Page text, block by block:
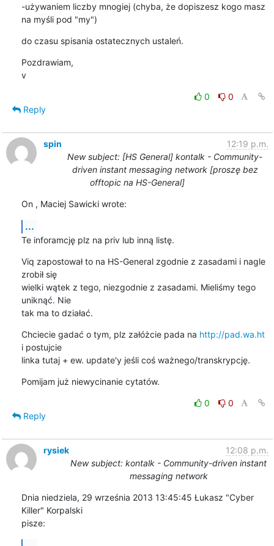
-używaniem liczby mnogiej (chyba, że dopiszesz kogo masz
na myśli pod "my")
do czasu spisania ostatecznych ustaleń.
Pozdrawiam,
v
0
0
Reply
spin
12:19 p.m.
New subject: [HS General] kontalk - Community-
driven instant messaging network [proszę bez
offtopic na HS-General]
On , Maciej Sawicki wrote:
...
Te inforamcję plz na priv lub inną listę.
Viq zapostował to na HS-General zgodnie z zasadami i nagle
zrobił się
wielki wątek z tego, niezgodnie z zasadami. Mieliśmy tego
uniknąć. Nie
tak ma to działać.
Chciecie gadać o tym, plz załóżcie pada na http://pad.wa.ht
i postujcie
linka tutaj + ew. update'y jeśli coś ważnego/transkrypcję.
Pomijam już niewycinanie cytatów.
0
0
Reply
rysiek
12:08 p.m.
New subject: kontalk - Community-driven instant
messaging network
Dnia niedziela, 29 września 2013 13:45:45 Łukasz "Cyber
Killer" Korpalski
pisze: